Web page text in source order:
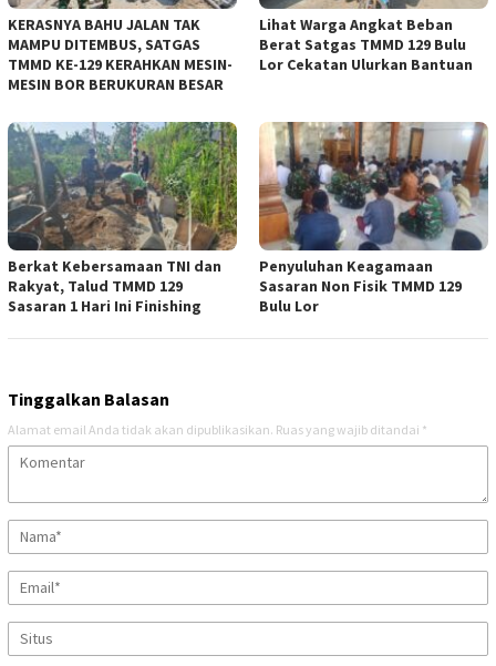
KERASNYA BAHU JALAN TAK
MAMPU DITEMBUS, SATGAS
TMMD KE-129 KERAHKAN MESIN-
MESIN BOR BERUKURAN BESAR
Lihat Warga Angkat Beban
Berat Satgas TMMD 129 Bulu
Lor Cekatan Ulurkan Bantuan
Berkat Kebersamaan TNI dan
Rakyat, Talud TMMD 129
Sasaran 1 Hari Ini Finishing
Penyuluhan Keagamaan
Sasaran Non Fisik TMMD 129
Bulu Lor
Tinggalkan Balasan
Alamat email Anda tidak akan dipublikasikan. Ruas yang wajib ditandai *